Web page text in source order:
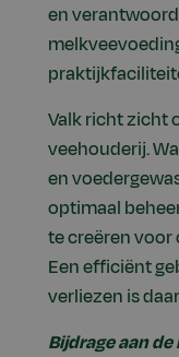
en
Valk richt zicht
veehouderij.
en
optimaal
te creëren
Een efficiënt
verliezen is
Bijdrage aan